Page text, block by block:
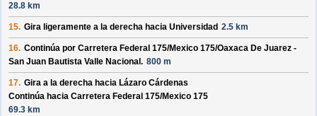
28.8 km
15. Gira ligeramente a la derecha hacia Universidad 2.5 km
16. Continúa por Carretera Federal 175/Mexico 175/Oaxaca De Juarez -
San Juan Bautista Valle Nacional . 800 m
17. Gira a la derecha hacia Lázaro Cárdenas
Continúa hacia Carretera Federal 175/Mexico 175
69.3 km